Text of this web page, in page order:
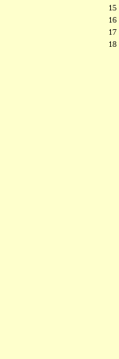
15
16
17
18